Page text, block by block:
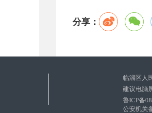
分享：
临淄区人
建议电脑
鲁ICP备
公安机关